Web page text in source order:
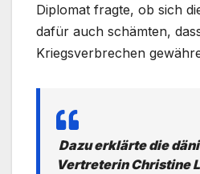
Diplomat fragte, ob sich
dafür auch schämten,
Kriegsverbrechen
Dazu erklärte die
Vertreterin Christine